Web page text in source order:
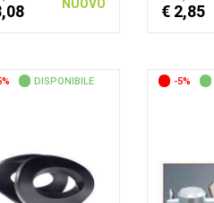
NUOVO € 2,85
DISPONIBILE -5%